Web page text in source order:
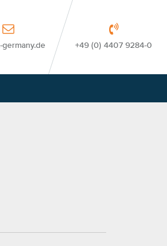
germany.de +49 (0) 4407 9284-0